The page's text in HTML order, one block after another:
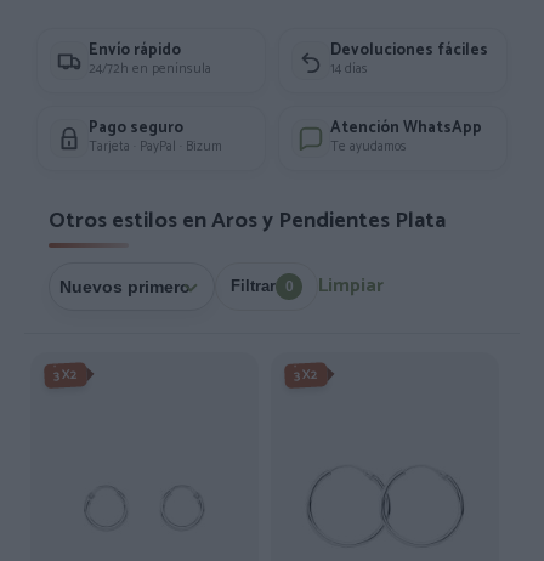
Envío rápido
24/72h en península
Devoluciones fáciles
14 días
Pago seguro
Tarjeta · PayPal · Bizum
Atención WhatsApp
Te ayudamos
Otros estilos en Aros y Pendientes Plata
Filtrar 0 Limpiar
3X2 3X2